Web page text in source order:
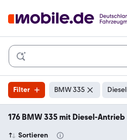
Filter BMW 335 Diesel
176 BMW 335 mit Diesel-Antrieb
Sortieren